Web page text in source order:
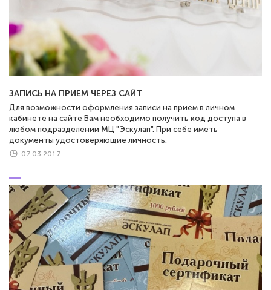
ЗАПИСЬ НА ПРИЕМ ЧЕРЕЗ САЙТ
Для возможности оформления записи на прием в личном
кабинете на сайте Вам необходимо получить код доступа в
любом подразделении МЦ "Эскулап". При себе иметь
документы удостоверяющие личность.
07.03.2017